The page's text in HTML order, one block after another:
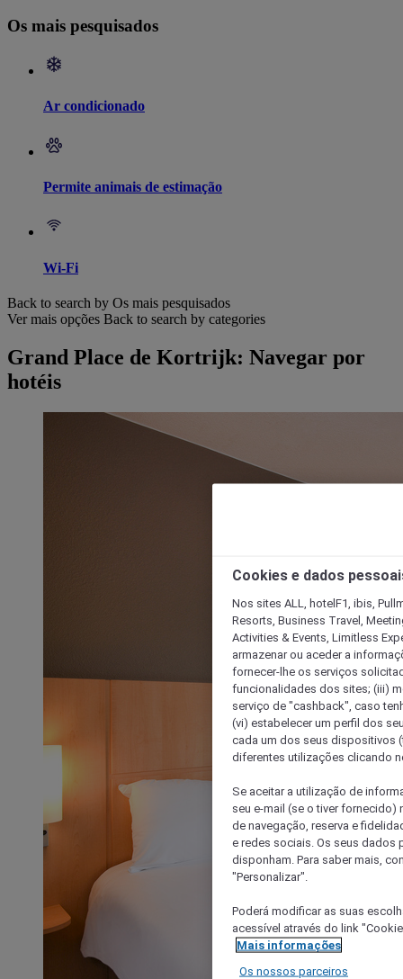
Os mais pesquisados
Ar condicionado
Permite animais de estimação
Wi-Fi
Back to search by Os mais pesquisados
Ver mais opções Back to search by categories
Grand Place de Kortrijk: Navegar por
hotéis
Cookies e dados
Nos sites ALL, hotelF1, ibis,
Resorts, Business Travel,
Activities & Events, Limitless
armazenar ou aceder a
fornecer-lhe os serviços
funcionalidades dos sites; (iii)
serviço de "cashback", caso
(vi) estabelecer um perfil dos
cada um dos seus dispositivos
diferentes utilizações clicando
Se aceitar a utilização de
seu e-mail (se o tiver
de navegação, reserva e
e redes sociais. Os seus dados
disponham. Para saber mais,
"Personalizar".
Poderá modificar as suas
acessível através do link
Mais informações
Os nossos parceiros